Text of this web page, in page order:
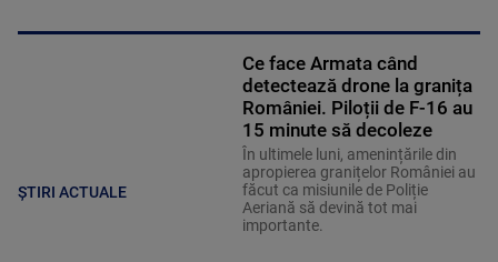
ȘTIRI ACTUALE
Ce face Armata când
detectează drone la granița
României. Piloții de F-16 au
15 minute să decoleze
În ultimele luni, amenințările din
apropierea granițelor României au
făcut ca misiunile de Poliție
Aeriană să devină tot mai
importante.